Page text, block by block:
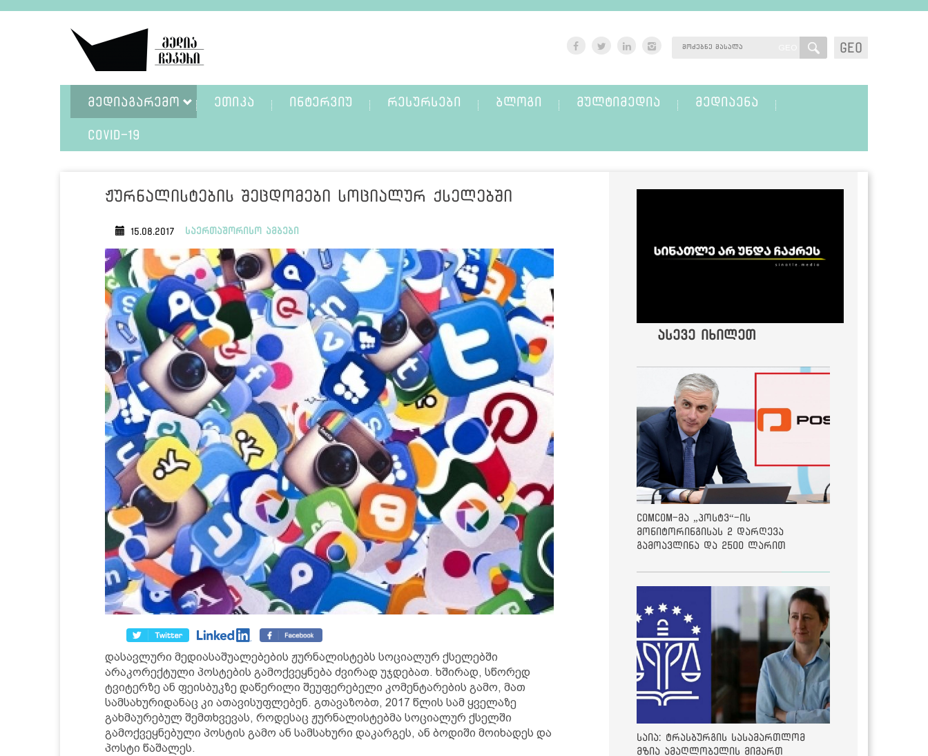
GEO
ᲛᲔᲓᲘᲐᲒᲐᲠᲔᲛᲝ ᲔᲗᲘᲙᲐ ᲘᲜᲢᲔᲠᲕᲘᲣ ᲠᲔᲡᲣᲠᲡᲔᲑᲘ ᲑᲚᲝᲒᲘ ᲛᲣᲚᲢᲘᲛᲔᲓᲘᲐ ᲛᲔᲓᲘᲐᲔᲜᲐ
COVID-19
ჟურნალისტების შეცდომები სოციალურ ქსელებში
15.08.2017 საერთაშორისო ამბები
დასავლური მედიასაშუალებების ჟურნალისტებს სოციალურ ქსელებში
არაკორექტული პოსტების გამოქვეყნება ძვირად უჯდებათ. ხშირად, სწორედ
ტვიტერზე ან ფეისბუკზე დაწერილი შეუფერებელი კომენტარების გამო, მათ
სამსახურიდანაც კი ათავისუფლებენ. გთავაზობთ, 2017 წლის სამ ყველაზე
გახმაურებულ შემთხვევას, როდესაც ჟურნალისტებმა სოციალურ ქსელში
გამოქვეყნებული პოსტის გამო ან სამსახური დაკარგეს, ან ბოდიში მოიხადეს და
პოსტი წაშალეს.
ასევე იხილეთ
ComCom-მა „პოსტვ“-ის
მონიტორინგისას 2 დარღევა
გამოავლინა და 2500 ლარით
საია: ტრასბურგის სასამართლომ
მზია ამაღლობელის მიმართ